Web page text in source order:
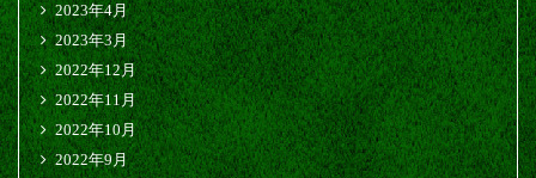
2023年4月
2023年3月
2022年12月
2022年11月
2022年10月
2022年9月